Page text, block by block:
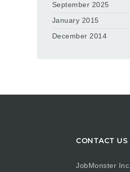
September 2025
January 2015
December 2014
CONTACT US
JobMonster Inc.